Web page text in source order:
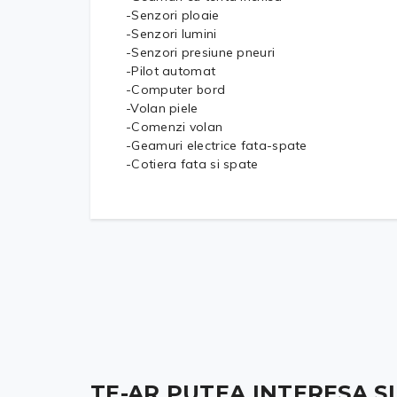
-Senzori ploaie
-Senzori lumini
-Senzori presiune pneuri
-Pilot automat
-Computer bord
-Volan piele
-Comenzi volan
-Geamuri electrice fata-spate
-Cotiera fata si spate